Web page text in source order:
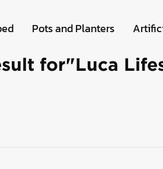
Pots and Planters
for"Luca